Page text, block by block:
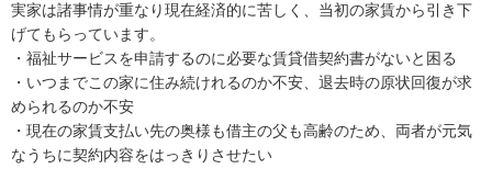
実家は諸事情が重なり現在経済的に苦しく、当初の家賃から引き下
げてもらっています。
・福祉サービスを申請するのに必要な賃貸借契約書がないと困る
・いつまでこの家に住み続けれるのか不安、退去時の原状回復が求
められるのか不安
・現在の家賃支払い先の奥様も借主の父も高齢のため、両者が元気
なうちに契約内容をはっきりさせたい